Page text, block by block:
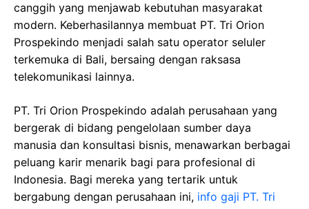
canggih yang menjawab kebutuhan masyarakat
modern. Keberhasilannya membuat PT. Tri Orion
Prospekindo menjadi salah satu operator seluler
terkemuka di Bali, bersaing dengan raksasa
telekomunikasi lainnya.
PT. Tri Orion Prospekindo adalah perusahaan yang
bergerak di bidang pengelolaan sumber daya
manusia dan konsultasi bisnis, menawarkan berbagai
peluang karir menarik bagi para profesional di
Indonesia. Bagi mereka yang tertarik untuk
bergabung dengan perusahaan ini, info gaji PT. Tri